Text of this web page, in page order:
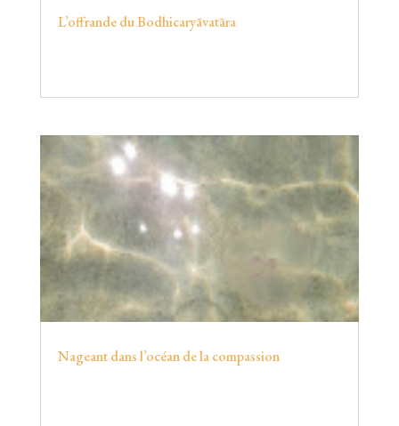
L’offrande du Bodhicaryāvatāra
Nageant dans l’océan de la compassion